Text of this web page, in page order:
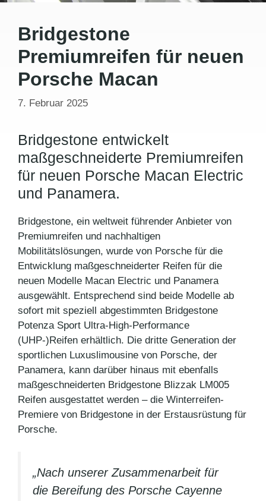
Bridgestone
Premiumreifen für neuen
Porsche Macan
7. Februar 2025
Bridgestone entwickelt
maßgeschneiderte Premiumreifen
für neuen Porsche Macan Electric
und Panamera.
Bridgestone, ein weltweit führender Anbieter von
Premiumreifen und nachhaltigen
Mobilitätslösungen, wurde von Porsche für die
Entwicklung maßgeschneiderter Reifen für die
neuen Modelle Macan Electric und Panamera
ausgewählt. Entsprechend sind beide Modelle ab
sofort mit speziell abgestimmten Bridgestone
Potenza Sport Ultra-High-Performance
(UHP-)Reifen erhältlich. Die dritte Generation der
sportlichen Luxuslimousine von Porsche, der
Panamera, kann darüber hinaus mit ebenfalls
maßgeschneiderten Bridgestone Blizzak LM005
Reifen ausgestattet werden – die Winterreifen-
Premiere von Bridgestone in der Erstausrüstung für
Porsche.
„Nach unserer Zusammenarbeit für
die Bereifung des Porsche Cayenne